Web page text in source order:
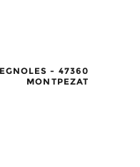
- 47360
MONTPEZAT